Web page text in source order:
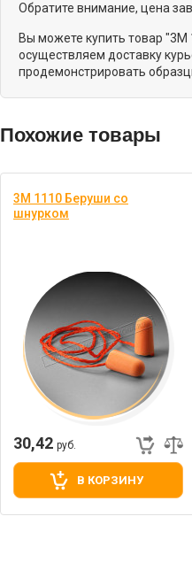
Обратите внимание, цена
Вы можете купить товар
осуществляем доставку
продемонстрировать
Похожие товары
3M 1110 Беруши со
шнурком
30,42 руб.
В КОРЗИНУ